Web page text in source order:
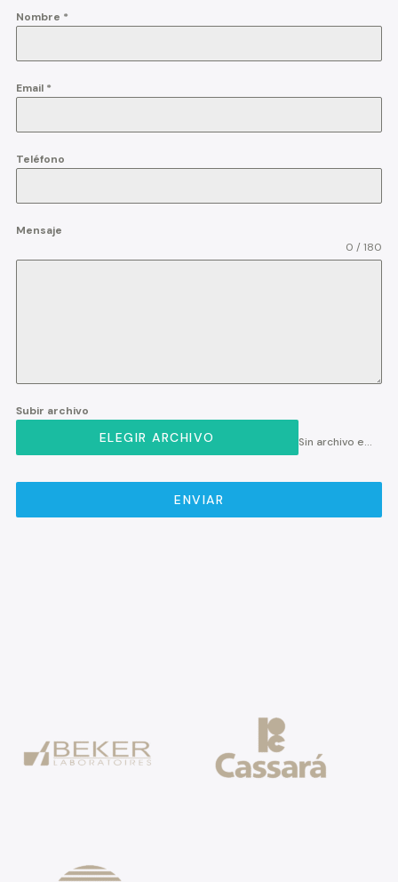
Nombre *
Email *
Teléfono
Mensaje
0 / 180
Subir archivo
ELEGIR ARCHIVO Sin archivo elegido
ENVIAR